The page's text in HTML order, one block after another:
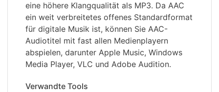
eine höhere Klangqualität als MP3. Da AAC
ein weit verbreitetes offenes Standardformat
für digitale Musik ist, können Sie AAC-
Audiotitel mit fast allen Medienplayern
abspielen, darunter Apple Music, Windows
Media Player, VLC und Adobe Audition.
Verwandte Tools